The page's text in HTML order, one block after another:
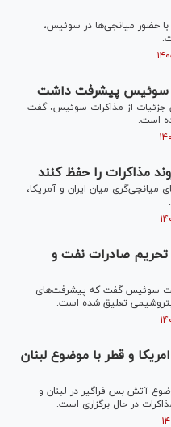
با حضور میانجی‌ها در سوئیس،
سوئیس پیشرفت داشت
جزئیات از مذاکرات سوئیس، گفت
است.
مذاکرات را حفظ کنند
میان ایران و آمریکا،
تحریم صادرات نفت و
سوئیس گفت که پیشرفت‌های
تعلیق شده است.
و قطر با موضوع لبنان
آتش بس فراگیر در لبنان و
در حال برگزاری است.